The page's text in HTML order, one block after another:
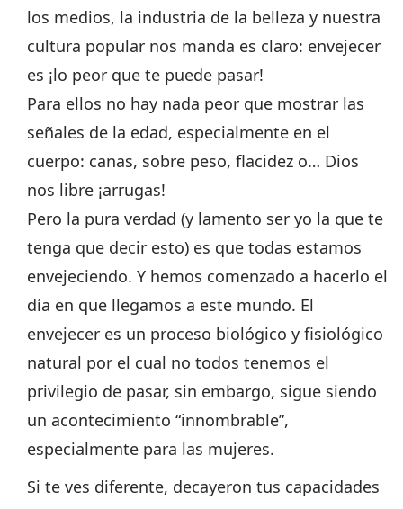
los medios, la industria de la belleza y nuestra
cultura popular nos manda es claro: envejecer
es ¡lo peor que te puede pasar!
Para ellos no hay nada peor que mostrar las
señales de la edad, especialmente en el
cuerpo: canas, sobre peso, flacidez o… Dios
nos libre ¡arrugas!
Pero la pura verdad (y lamento ser yo la que te
tenga que decir esto) es que todas estamos
envejeciendo. Y hemos comenzado a hacerlo el
día en que llegamos a este mundo. El
envejecer es un proceso biológico y fisiológico
natural por el cual no todos tenemos el
privilegio de pasar, sin embargo, sigue siendo
un acontecimiento “innombrable”,
especialmente para las mujeres.
Si te ves diferente, decayeron tus capacidades